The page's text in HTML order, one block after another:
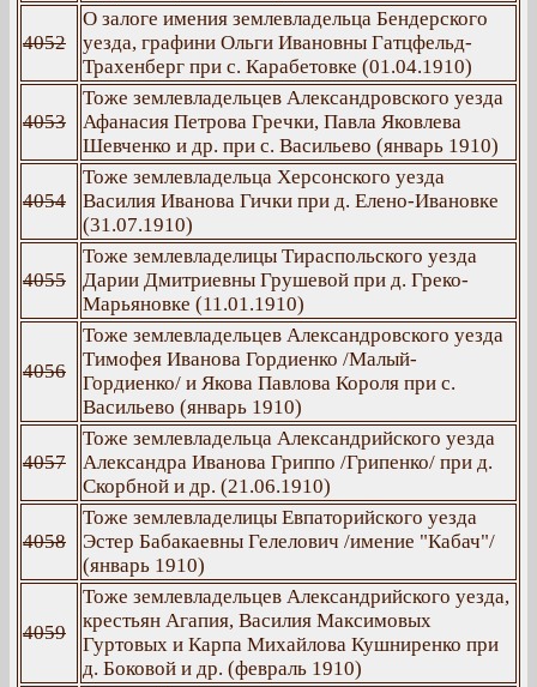
4052
О залоге имения землевладельца Бендерского
уезда, графини Ольги Ивановны Гатцфельд-
Трахенберг при с. Карабетовке (01.04.1910)
4053
Тоже землевладельцев Александровского уезда
Афанасия Петрова Гречки, Павла Яковлева
Шевченко и др. при с. Васильево (январь 1910)
4054
Тоже землевладельца Херсонского уезда
Василия Иванова Гички при д. Елено-Ивановке
(31.07.1910)
4055
Тоже землевладелицы Тираспольского уезда
Дарии Дмитриевны Грушевой при д. Греко-
Марьяновке (11.01.1910)
4056
Тоже землевладельцев Александровского уезда
Тимофея Иванова Гордиенко /Малый-
Гордиенко/ и Якова Павлова Короля при с.
Васильево (январь 1910)
4057
Тоже землевладельца Александрийского уезда
Александра Иванова Гриппо /Грипенко/ при д.
Скорбной и др. (21.06.1910)
4058
Тоже землевладелицы Евпаторийского уезда
Эстер Бабакаевны Гелелович /имение "Кабач"/
(январь 1910)
4059
Тоже землевладельцев Александрийского уезда,
крестьян Агапия, Василия Максимовых
Гуртовых и Карпа Михайлова Кушниренко при
д. Боковой и др. (февраль 1910)